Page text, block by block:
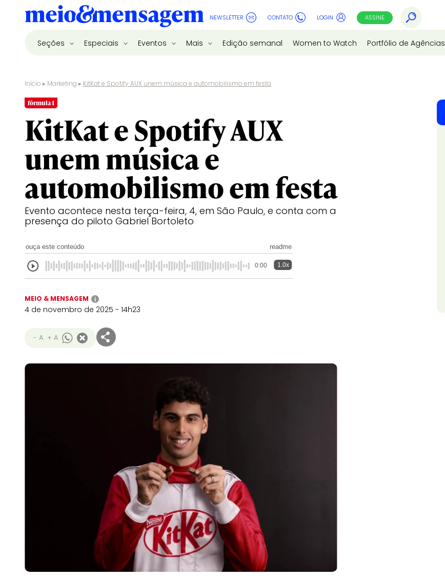
NEWSLETTER CONTATO LOGIN ASSINE
Seções Especiais Eventos Mais Edição semanal Women to Watch Portfólio de Agências
Início ▸ Marketing ▸ KitKat e Spotify AUX unem música e automobilismo em festa
fórmula 1
KitKat e Spotify AUX
unem música e
automobilismo em festa
Evento acontece nesta terça-feira, 4, em São Paulo, e conta com a
presença do piloto Gabriel Bortoleto
ouça este conteúdo readme
0:00 1.0x
MEIO & MENSAGEM i
4 de novembro de 2025 - 14h23
- A + A